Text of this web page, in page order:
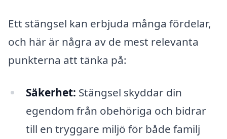
Ett stängsel kan erbjuda många fördelar,
och här är några av de mest relevanta
punkterna att tänka på:
Säkerhet: Stängsel skyddar din
egendom från obehöriga och bidrar
till en tryggare miljö för både familj